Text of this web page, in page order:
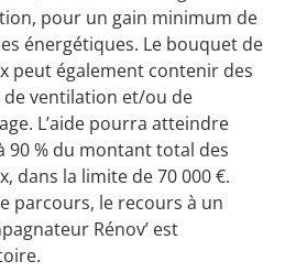
pour un gain minimum de
énergétiques. Le bouquet de
peut également contenir des
de ventilation et/ou de
L’aide pourra atteindre
90 % du montant total des
dans la limite de 70 000 €.
parcours, le recours à un
Rénov’ est